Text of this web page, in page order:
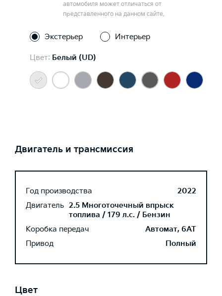
автомобиля может отличаться от
представленного на данном сайте.
Экстерьер Интерьер
Цвет: Белый (UD)
Двигатель и трансмиссия
Год производства
2022
Двигатель 2.5 Многоточечный впрыск
топлива / 179 л.с. / Бензин
Коробка передач
Автомат, 6AT
Привод
Полный
Цвет